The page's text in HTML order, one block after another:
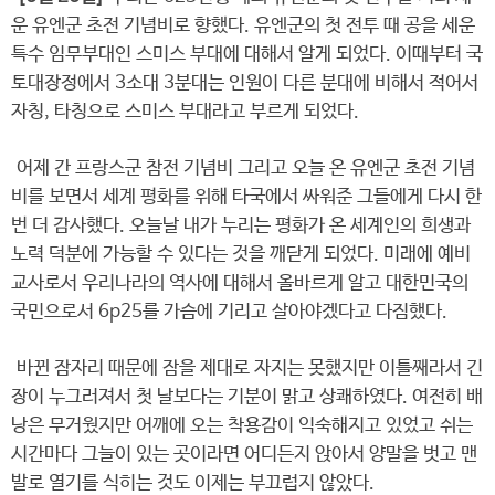
운 유엔군 초전 기념비로 향했다. 유엔군의 첫 전투 때 공을 세운
특수 임무부대인 스미스 부대에 대해서 알게 되었다. 이때부터 국
토대장정에서 3소대 3분대는 인원이 다른 분대에 비해서 적어서
자칭, 타칭으로 스미스 부대라고 부르게 되었다.
어제 간 프랑스군 참전 기념비 그리고 오늘 온 유엔군 초전 기념
비를 보면서 세계 평화를 위해 타국에서 싸워준 그들에게 다시 한
번 더 감사했다. 오늘날 내가 누리는 평화가 온 세계인의 희생과
노력 덕분에 가능할 수 있다는 것을 깨닫게 되었다. 미래에 예비
교사로서 우리나라의 역사에 대해서 올바르게 알고 대한민국의
국민으로서 6p25를 가슴에 기리고 살아야겠다고 다짐했다.
바뀐 잠자리 때문에 잠을 제대로 자지는 못했지만 이틀째라서 긴
장이 누그러져서 첫 날보다는 기분이 맑고 상쾌하였다. 여전히 배
낭은 무거웠지만 어깨에 오는 착용감이 익숙해지고 있었고 쉬는
시간마다 그늘이 있는 곳이라면 어디든지 앉아서 양말을 벗고 맨
발로 열기를 식히는 것도 이제는 부끄럽지 않았다.